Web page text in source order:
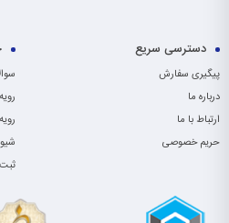
دسترسی سریع
پیگیری سفارش
درباره ما
ارتباط با ما
حریم خصوصی